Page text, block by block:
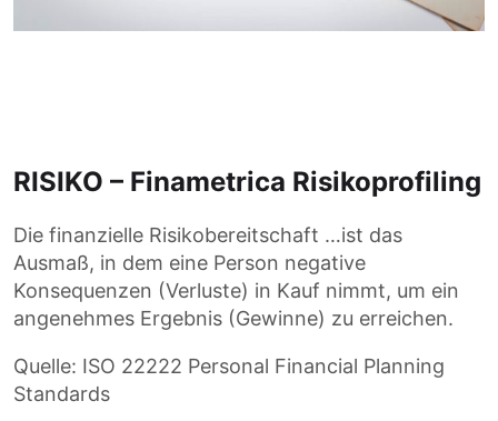
RISIKO – Finametrica Risikoprofiling
Die finanzielle Risikobereitschaft …ist das
Ausmaß, in dem eine Person negative
Konsequenzen (Verluste) in Kauf nimmt, um ein
angenehmes Ergebnis (Gewinne) zu erreichen.
Quelle: ISO 22222 Personal Financial Planning
Standards